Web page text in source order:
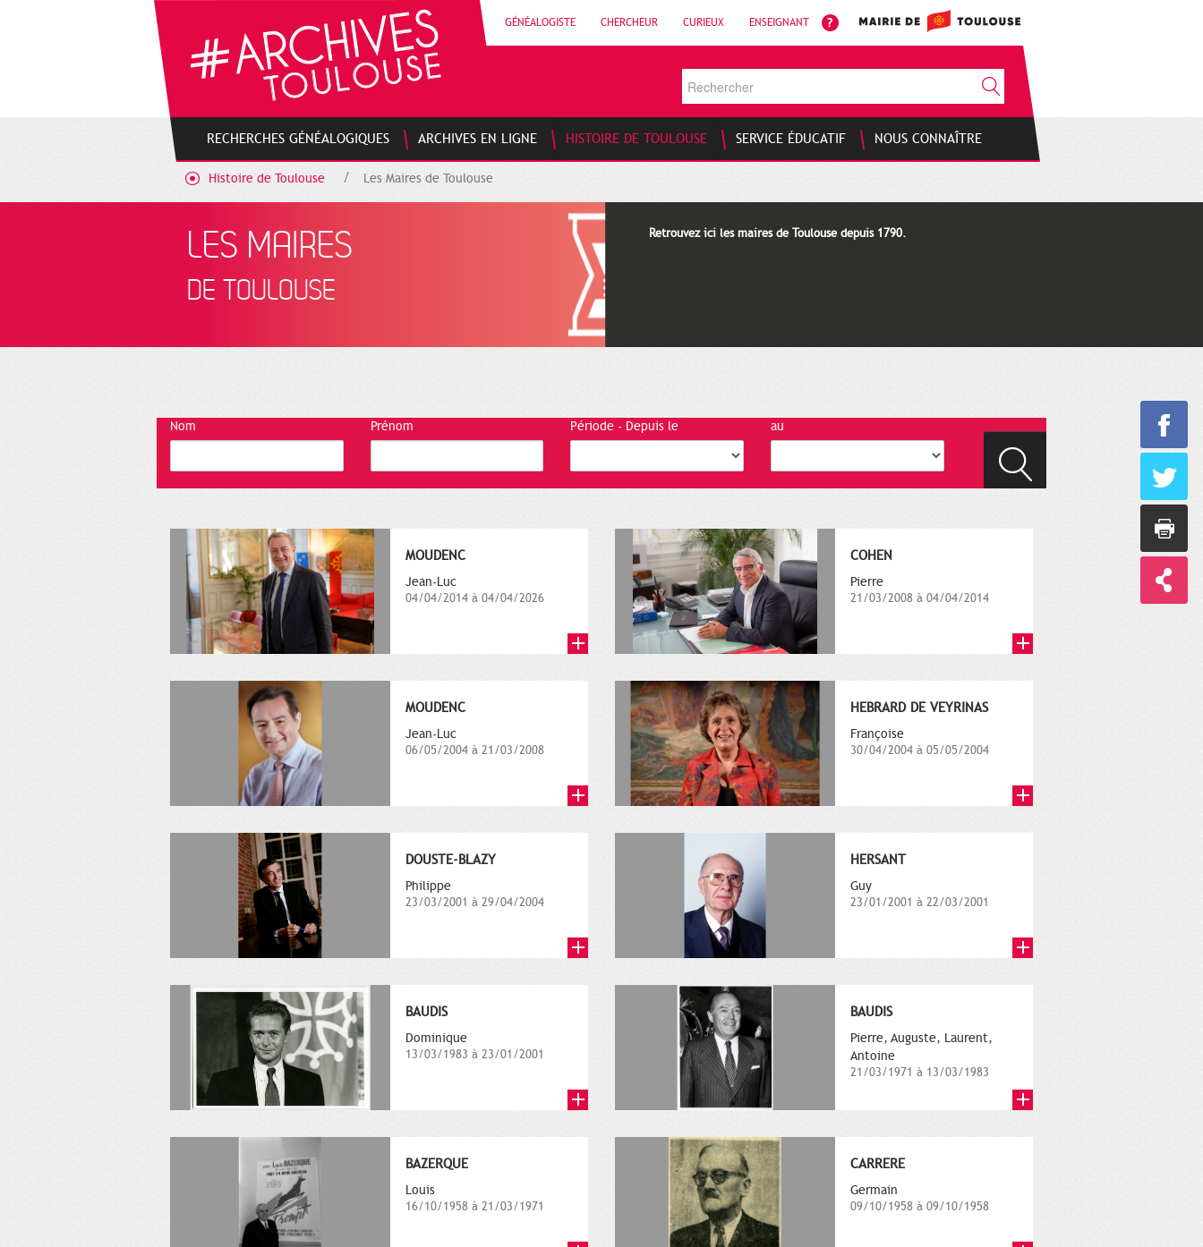
GÉNÉALOGISTE CHERCHEUR CURIEUX ENSEIGNANT
RECHERCHES GÉNÉALOGIQUES ARCHIVES EN LIGNE HISTOIRE DE TOULOUSE SERVICE ÉDUCATIF NOUS CONNAÎTRE
Histoire de Toulouse Les Maires de Toulouse
LES MAIRES
DE TOULOUSE
Retrouvez ici les maires de Toulouse depuis 1790.
Nom Prénom Période - Depuis le au
MOUDENC
Jean-Luc
04/04/2014 à 04/04/2026
COHEN
Pierre
21/03/2008 à 04/04/2014
MOUDENC
Jean-Luc
06/05/2004 à 21/03/2008
HEBRARD DE VEYRINAS
Françoise
30/04/2004 à 05/05/2004
DOUSTE-BLAZY
Philippe
23/03/2001 à 29/04/2004
HERSANT
Guy
23/01/2001 à 22/03/2001
BAUDIS
Dominique
13/03/1983 à 23/01/2001
BAUDIS
Pierre, Auguste, Laurent,
Antoine
21/03/1971 à 13/03/1983
BAZERQUE
Louis
16/10/1958 à 21/03/1971
CARRERE
Germain
09/10/1958 à 09/10/1958
Gestion de vos préférences sur les cookies